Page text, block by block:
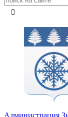
Администрация